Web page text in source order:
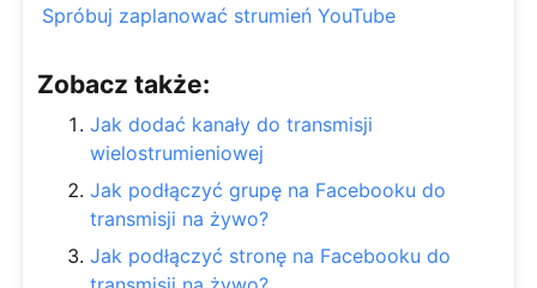
Spróbuj zaplanować strumień YouTube
Zobacz także:
Jak dodać kanały do transmisji
wielostrumieniowej
Jak podłączyć grupę na Facebooku do
transmisji na żywo?
Jak podłączyć stronę na Facebooku do